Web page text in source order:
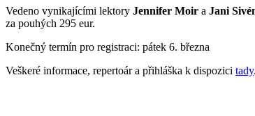
Vedeno vynikajícími lektory Jennifer Moir a Jani
za pouhých 295 eur.
Konečný termín pro registraci: pátek 6. března
Veškeré informace, repertoár a přihláška k dispozici tady.